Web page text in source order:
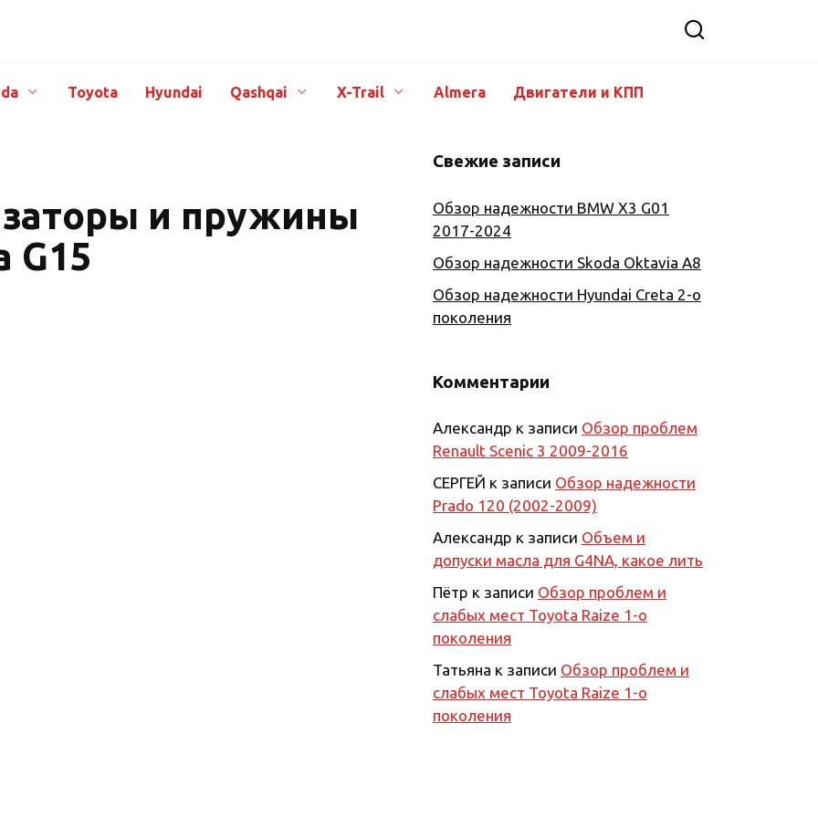
Toyota Hyundai Qashqai X-Trail Almera Двигатели и КПП
и пружины
G15
Свежие записи
Обзор надежности BMW X3 G01
2017-2024
Обзор надежности Skoda Oktavia A8
Обзор надежности Hyundai Creta 2-о
поколения
Комментарии
Александр к записи Обзор проблем
Renault Scenic 3 2009-2016
СЕРГЕЙ к записи Обзор надежности
Prado 120 (2002-2009)
Александр к записи Объем и
допуски масла для G4NA, какое лить
Пётр к записи Обзор проблем и
слабых мест Toyota Raize 1-о
поколения
Татьяна к записи Обзор проблем и
слабых мест Toyota Raize 1-о
поколения